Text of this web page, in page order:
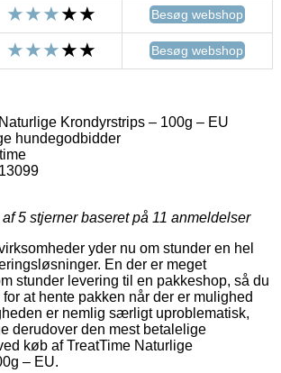
Besøg webshop
Besøg webshop
Krondyrstrips – 100g – EU
hundegodbidder
5 stjerner baseret på 11 anmeldelser
yder nu om stunder en hel
En der er meget
stunder levering til en pakkeshop, så du
at hente pakken når der er mulighed
er nemlig særligt uproblematisk,
derudover den mest betalelige
køb af TreatTime Naturlige
– EU.